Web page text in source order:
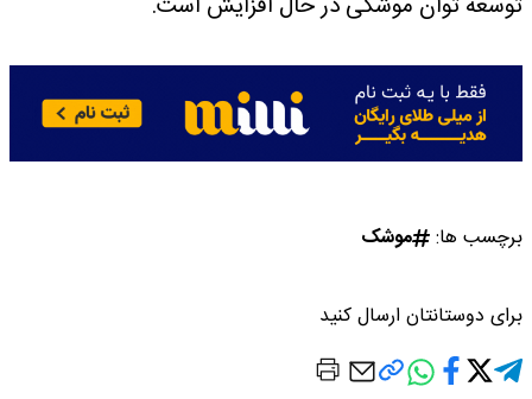
برچسب ها: موشک
برای دوستانتان ارسال کنید